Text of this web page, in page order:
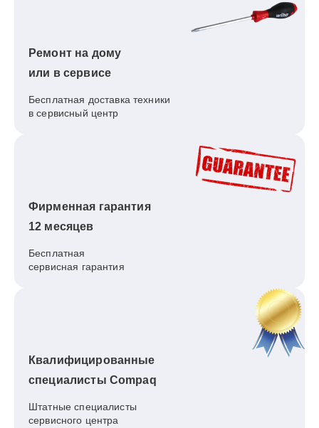
Ремонт на дому
или в сервисе
Бесплатная доставка техники
в сервисный центр
Фирменная гарантия
12 месяцев
Бесплатная
сервисная гарантия
Квалифицированные
специалисты Compaq
Штатные специалисты
сервисного центра